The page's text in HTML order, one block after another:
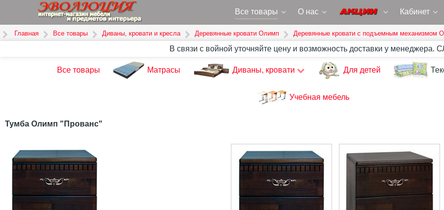
Все товары О нас Кабинет
Главная Все товары Диваны, кровати и кресла Деревянные кровати Олимп Деревянные кровати с подъемным механизмом
В связи с войной уточняйте цену и возможность доставки у менеджера.
Все товары Матрасы Диваны, кровати Для детей
Учебная мебель
Тумба Олимп "Прованс"